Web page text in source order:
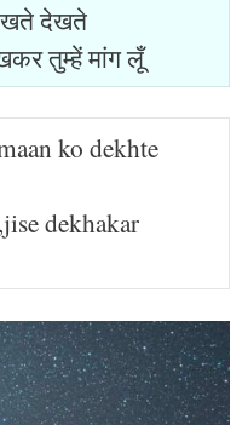
देखते
तुम्हें मांग लूँ
ko dekhte
dekhakar